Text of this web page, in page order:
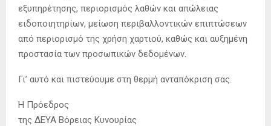
εξυπηρέτησης, περιορισμός λαθών και απώλειας
ειδοποιητηρίων, μείωση περιβαλλοντικών επιπτώσεων
από περιορισμό της χρήση χαρτιού, καθώς και αυξημένη
προστασία των προσωπικών δεδομένων.
Γι’ αυτό και πιστεύουμε στη θερμή ανταπόκριση σας.
Η Πρόεδρος
της ΔΕΥΑ Βόρειας Κυνουρίας